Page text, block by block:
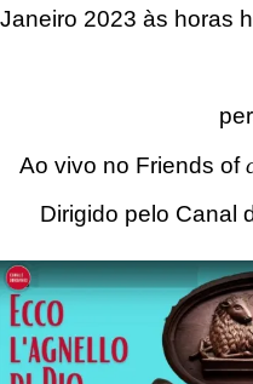
Janeiro 2023 às horas
Ao vivo no Friends of
Dirigido pelo Canal